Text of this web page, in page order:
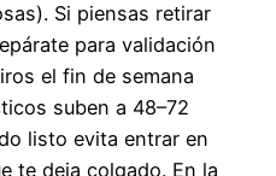
Si piensas retirar
para validación
el fin de semana
suben a 48–72
listo evita entrar en
te deja colgado. En la